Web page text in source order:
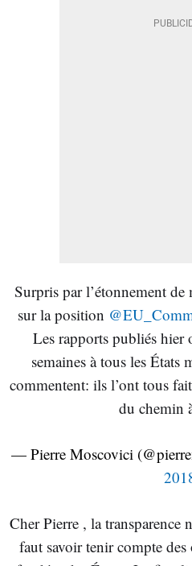
Surpris par l’étonnement de
sur la position
Les rapports publiés hier
semaines à tous les États
commentent: ils l’ont tous
du chemin
— Pierre Moscovici
Cher Pierre , la transparence
faut savoir tenir compte